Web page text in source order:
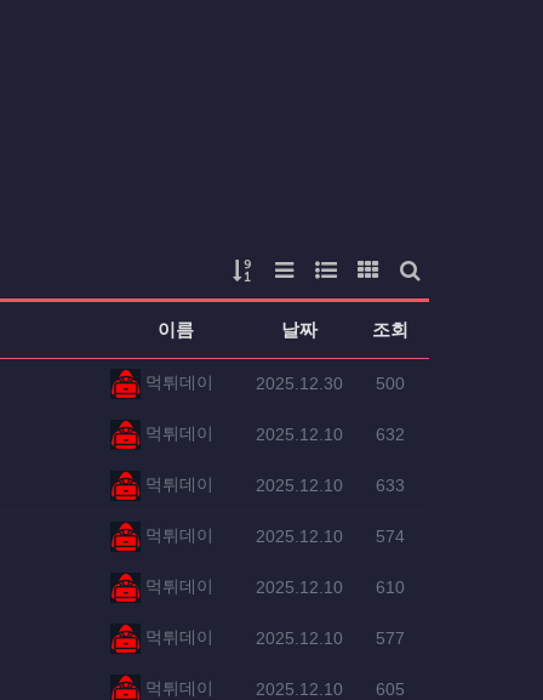
게시물 정렬
리스트 스타일
웹진 스타일
갤러리 스타일
게시판 검색
이름
날짜 조회
등록자먹튀데이 등록일
2025.12.30 조회
500
등록자먹튀데이 등록일
2025.12.10 조회
632
등록자먹튀데이 등록일
2025.12.10 조회
633
등록자먹튀데이 등록일
2025.12.10 조회
574
등록자먹튀데이 등록일
2025.12.10 조회
610
등록자먹튀데이 등록일
2025.12.10 조회
577
등록자먹튀데이 등록일
2025.12.10 조회
605